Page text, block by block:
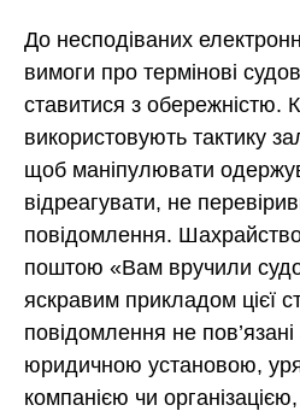
До несподіваних
вимоги про термінові
ставитися з обережністю.
використовують тактику
щоб маніпулювати
відреагувати, не
повідомлення.
поштою «Вам вручили
яскравим прикладом цієї
повідомлення не
юридичною установою,
компанією чи